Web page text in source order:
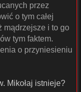
przez
o tym całej
mądrzejsze i to go
tym faktem.
o przyniesieniu
Mikołaj istnieje?